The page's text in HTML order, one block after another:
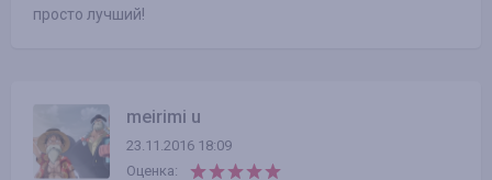
просто лучший!
meirimi u
23.11.2016 18:09
Оценка: